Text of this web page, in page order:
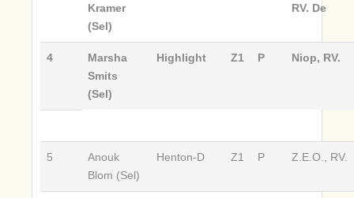
Kramer
(Sel)
RV. De
4
Marsha
Smits
(Sel)
Highlight Z1 P Niop, RV.
5
Anouk
Blom (Sel)
Henton-D Z1 P Z.E.O., RV.